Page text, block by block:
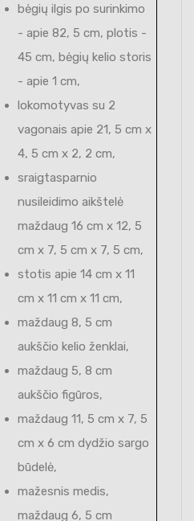
bėgių ilgis po surinkimo
- apie 82, 5 cm, plotis -
45 cm, bėgių kelio storis
- apie 1 cm,
lokomotyvas su 2
vagonais apie 21, 5 cm x
4, 5 cm x 2, 2 cm,
sraigtasparnio
nusileidimo aikštelė
maždaug 16 cm x 12, 5
cm x 7, 5 cm x 7, 5 cm,
stotis apie 14 cm x 11
cm x 11 cm x 11 cm,
maždaug 8, 5 cm
aukščio kelio ženklai,
maždaug 5, 8 cm
aukščio figūros,
maždaug 11, 5 cm x 7, 5
cm x 6 cm dydžio sargo
būdelė,
mažesnis medis,
maždaug 6, 5 cm